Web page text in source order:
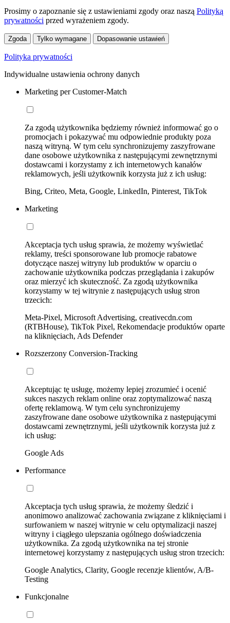
Prosimy o zapoznanie się z ustawieniami zgody oraz naszą Polityką
prywatności przed wyrażeniem zgody.
Zgoda Tylko wymagane Dopasowanie ustawień
Polityka prywatności
Indywidualne ustawienia ochrony danych
Marketing per Customer-Match
Za zgodą użytkownika będziemy również informować go o
promocjach i pokazywać mu odpowiednie produkty poza
naszą witryną. W tym celu synchronizujemy zaszyfrowane
dane osobowe użytkownika z następującymi zewnętrznymi
dostawcami i korzystamy z ich internetowych kanałów
reklamowych, jeśli użytkownik korzysta już z ich usług:
Bing, Criteo, Meta, Google, LinkedIn, Pinterest, TikTok
Marketing
Akceptacja tych usług sprawia, że możemy wyświetlać
reklamy, treści sponsorowane lub promocje rabatowe
dotyczące naszej witryny lub produktów w oparciu o
zachowanie użytkownika podczas przeglądania i zakupów
oraz mierzyć ich skuteczność. Za zgodą użytkownika
korzystamy w tej witrynie z następujących usług stron
trzecich:
Meta-Pixel, Microsoft Advertising, creativecdn.com
(RTBHouse), TikTok Pixel, Rekomendacje produktów oparte
na kliknięciach, Ads Defender
Rozszerzony Conversion-Tracking
Akceptując tę usługę, możemy lepiej zrozumieć i ocenić
sukces naszych reklam online oraz zoptymalizować naszą
ofertę reklamową. W tym celu synchronizujemy
zaszyfrowane dane osobowe użytkownika z następującymi
dostawcami zewnętrznymi, jeśli użytkownik korzysta już z
ich usług:
Google Ads
Performance
Akceptacja tych usług sprawia, że możemy śledzić i
anonimowo analizować zachowania związane z kliknięciami i
surfowaniem w naszej witrynie w celu optymalizacji naszej
witryny i ciągłego ulepszania ogólnego doświadczenia
użytkownika. Za zgodą użytkownika na tej stronie
internetowej korzystamy z następujących usług stron trzecich:
Google Analytics, Clarity, Google recenzje klientów, A/B-
Testing
Funkcjonalne